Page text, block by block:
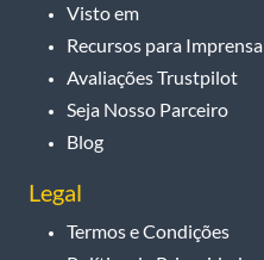
Visto em
Recursos para Imprensa
Avaliações Trustpilot
Seja Nosso Parceiro
Blog
Legal
Termos e Condições